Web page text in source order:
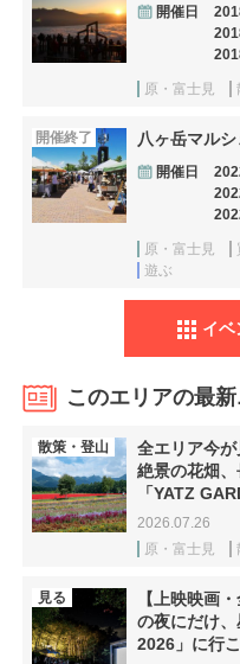
開催日
原・富士見
開催終了 八ヶ岳マルシ
開催日
原・富士見
遊ぶ
イベ
このエリアの最
散策・登山
全エリア今
絶景の花畑
「YATZ
2026.07.26
原・富士見
見る
【上映映画
の夜にだけ
2026」に行